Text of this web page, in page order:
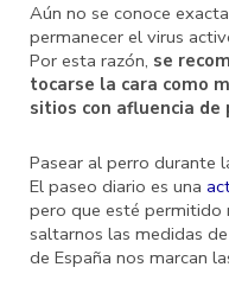
Aún no se conoce
permanecer el virus
Por esta razón, se
tocarse la cara como
sitios con afluencia de
Pasear al perro durante
El paseo diario es una
pero que esté permitido
saltarnos las medidas
de España nos marcan